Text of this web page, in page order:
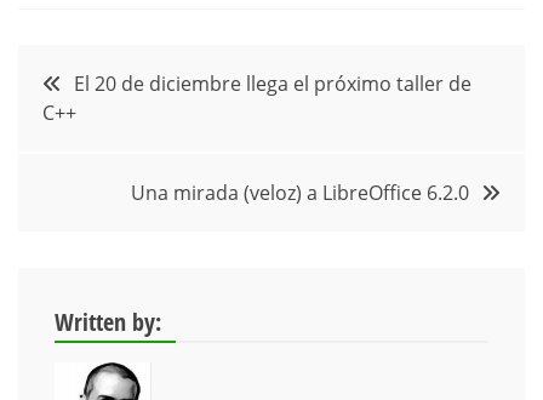
Navegación
de
entradas
El 20 de diciembre llega el próximo taller de
C++
Una mirada (veloz) a LibreOffice 6.2.0
Written by: